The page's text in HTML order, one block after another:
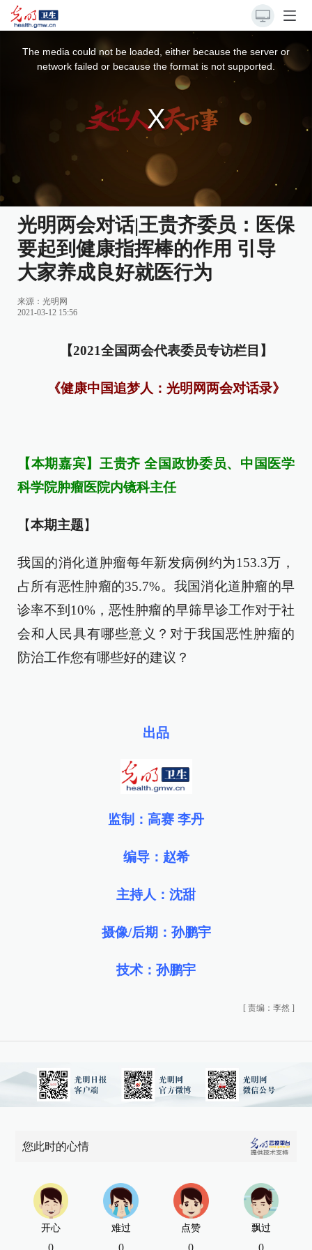
The media could not be loaded, either because the server or
network failed or because the format is not supported.
光明两会对话|王贵齐委员：医保
要起到健康指挥棒的作用 引导
大家养成良好就医行为
来源：光明网
2021-03-12 15:56
【2021全国两会代表委员专访栏目】
《健康中国追梦人：光明网两会对话录》
【本期嘉宾】王贵齐 全国政协委员、中国医学
科学院肿瘤医院内镜科主任
【本期主题】
我国的消化道肿瘤每年新发病例约为153.3万，
占所有恶性肿瘤的35.7%。我国消化道肿瘤的早
诊率不到10%，恶性肿瘤的早筛早诊工作对于社
会和人民具有哪些意义？对于我国恶性肿瘤的
防治工作您有哪些好的建议？
出品
监制：高赛 李丹
编导：赵希
主持人：沈甜
摄像/后期：孙鹏宇
技术：孙鹏宇
[ 责编：李然 ]
您此时的心情
开心
0
难过
0
点赞
0
飘过
0